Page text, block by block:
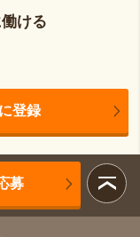
ける
登録
募